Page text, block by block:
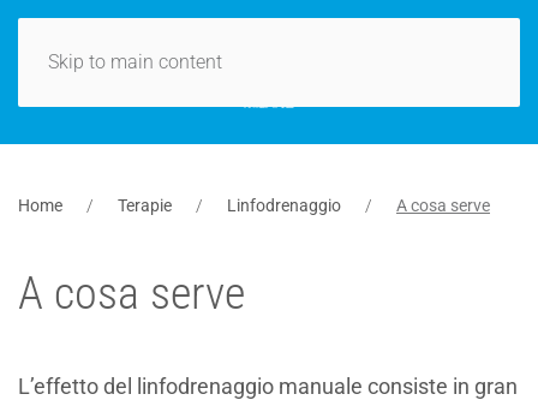
Skip to main content
Home Terapie Linfodrenaggio A cosa serve
A cosa serve
L’effetto del linfodrenaggio manuale consiste in gran